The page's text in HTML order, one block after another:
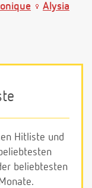
Alysia
Hitliste und
beliebtesten